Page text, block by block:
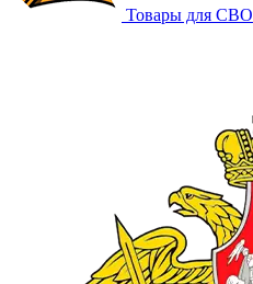
Товары для СВО